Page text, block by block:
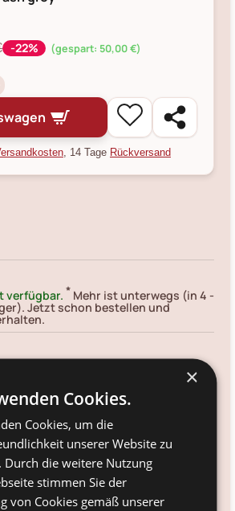
-22% (gespart: 50,00 €)
, 14 Tage Rückversand
verfügbar. * Mehr ist unterwegs (in 4 -
Jetzt schon bestellen und
×
Cookies.
Cookies, um die
unserer Website zu
Durch die weitere Nutzung
stimmen Sie der
von Cookies gemäß unserer